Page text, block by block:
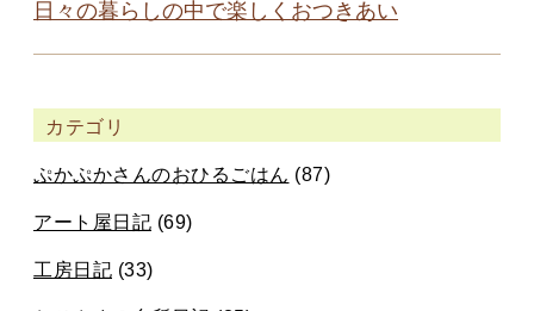
日々の暮らしの中で楽しくおつきあい
カテゴリ
ぷかぷかさんのおひるごはん (87)
アート屋日記 (69)
工房日記 (33)